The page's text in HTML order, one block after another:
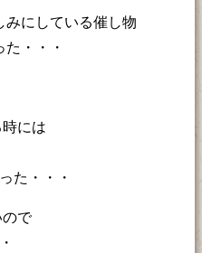
にしている催し物
・・・
には
た・・・
で